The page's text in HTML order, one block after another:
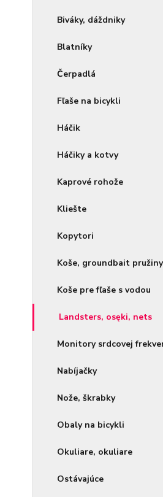
Biváky, dáždniky
Blatníky
Čerpadlá
Fľaše na bicykli
Háčik
Háčiky a kotvy
Kaprové rohože
Kliešte
Kopytori
Koše, groundbait pružiny
Koše pre fľaše s vodou
Landsters, osęki, nets
Monitory srdcovej
Nabíjačky
Nože, škrabky
Obaly na bicykli
Okuliare, okuliare
Ostávajúce